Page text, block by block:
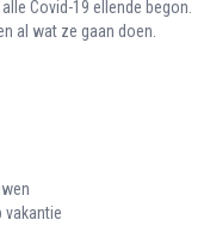
Covid-19 ellende begon.
al wat ze gaan doen.
vakantie